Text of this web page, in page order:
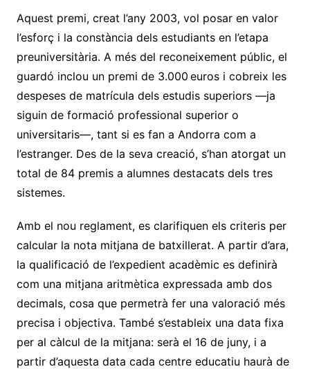
Aquest premi, creat l’any 2003, vol posar en valor
l’esforç i la constància dels estudiants en l’etapa
preuniversitària. A més del reconeixement públic, el
guardó inclou un premi de 3.000 euros i cobreix les
despeses de matrícula dels estudis superiors —ja
siguin de formació professional superior o
universitaris—, tant si es fan a Andorra com a
l’estranger. Des de la seva creació, s’han atorgat un
total de 84 premis a alumnes destacats dels tres
sistemes.
Amb el nou reglament, es clarifiquen els criteris per
calcular la nota mitjana de batxillerat. A partir d’ara,
la qualificació de l’expedient acadèmic es definirà
com una mitjana aritmètica expressada amb dos
decimals, cosa que permetrà fer una valoració més
precisa i objectiva. També s’estableix una data fixa
per al càlcul de la mitjana: serà el 16 de juny, i a
partir d’aquesta data cada centre educatiu haurà de